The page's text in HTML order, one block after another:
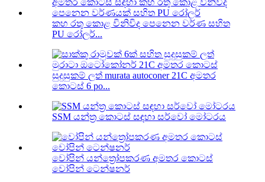
කහ රතු කොළ විනිවිද පෙනෙන වර්ණ සහිත
PU රෝලර්...
සුදුසුකම් ලත් murata autoconer 21C අමතර
කොටස් 6 po...
SSM යන්ත්‍ර කොටස් සඳහා සර්වෝ මෝටරය
වෝපින් යන්ත්‍රෝපකරණ අමතර කොටස්
වෝපින් ටෙන්ෂනර්